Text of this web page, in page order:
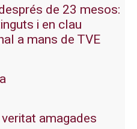
de 23 mesos:
i en clau
a mans de TVE
amagades